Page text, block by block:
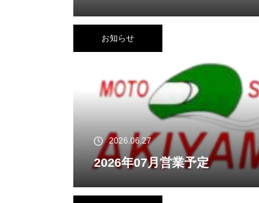
お知らせ
2026.06.27
2026年07月営業予定